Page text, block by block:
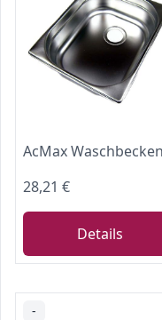
28,21 €
Details
-